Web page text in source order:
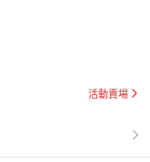
活動賣場